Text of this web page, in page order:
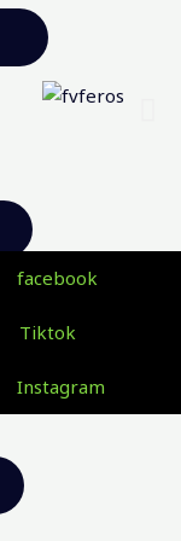
facebook
Tiktok
Instagram